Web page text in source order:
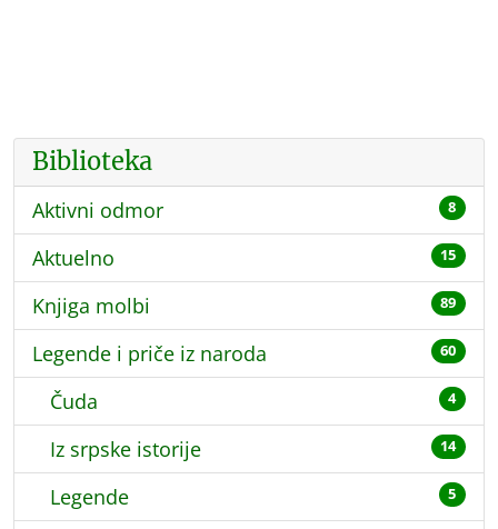
Biblioteka
Aktivni odmor 8
Aktuelno 15
Knjiga molbi 89
Legende i priče iz naroda 60
Čuda 4
Iz srpske istorije 14
Legende 5